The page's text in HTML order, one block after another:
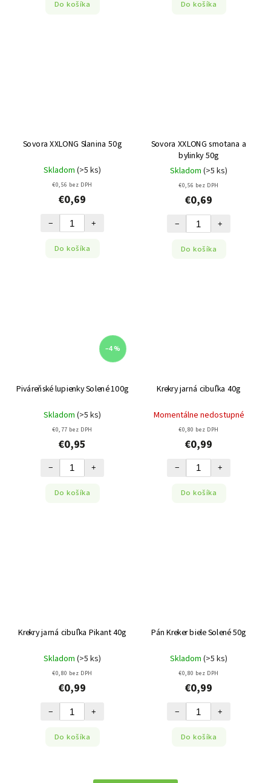
Do košíka Do košíka
Sovora XXLONG Slanina 50g
Skladom (>5 ks)
€0,56 bez DPH
€0,69
+
−
Do košíka
Sovora XXLONG smotana a
bylinky 50g
Skladom (>5 ks)
€0,56 bez DPH
€0,69
+
−
Do košíka
–4 %
Piváreňské lupienky Solené 100g
Skladom (>5 ks)
€0,77 bez DPH
€0,95
+
−
Do košíka
Krekry jarná cibuľka 40g
Momentálne nedostupné
€0,80 bez DPH
€0,99
+
−
Do košíka
Krekry jarná cibuľka Pikant 40g
Skladom (>5 ks)
€0,80 bez DPH
€0,99
+
−
Do košíka
Pán Kreker biele Solené 50g
Skladom (>5 ks)
€0,80 bez DPH
€0,99
+
−
Do košíka